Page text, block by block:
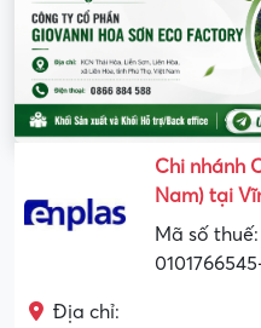
Chi nhánh
Nam) tại
Mã số thuế:
Địa chỉ: